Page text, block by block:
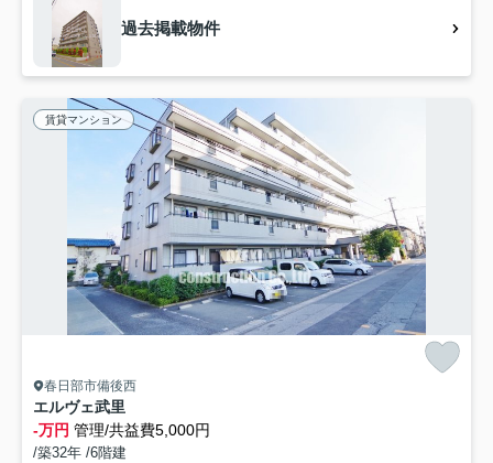
過去掲載物件
賃貸マンション
春日部市備後西
エルヴェ武里
-万円 管理/共益費5,000円
/築32年 /6階建